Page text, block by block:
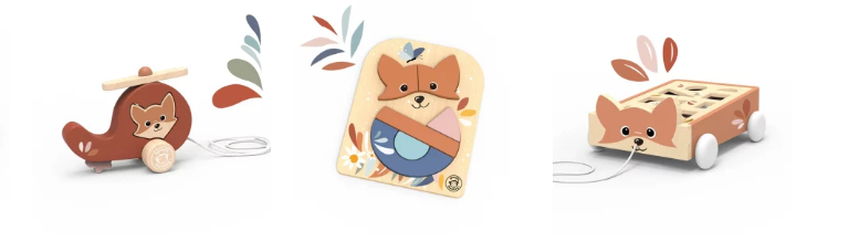
Dodajte
na listu
želja
Dodajte
na listu
želja
želja